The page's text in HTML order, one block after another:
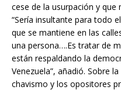
cese de la usurpación y que
“Sería insultante para todo
que se mantiene en las
una persona….Es tratar de
están respaldando la
Venezuela”, añadió. Sobre
chavismo y los opositores